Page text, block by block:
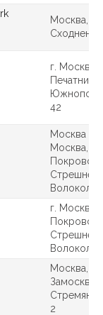
Москва, ул
г. Москва,
42
Москва
Москва,
г. Москва,
Москва,
2